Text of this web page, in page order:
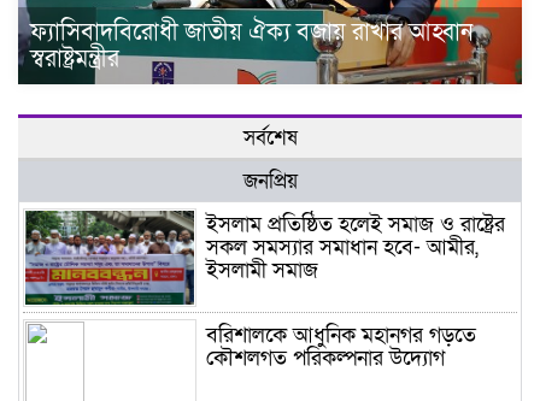
ফ্যাসিবাদবিরোধী জাতীয় ঐক্য বজায় রাখার আহ্বান
স্বরাষ্ট্রমন্ত্রীর
সর্বশেষ
জনপ্রিয়
ইসলাম প্রতিষ্ঠিত হলেই সমাজ ও রাষ্ট্রের
সকল সমস্যার সমাধান হবে- আমীর,
ইসলামী সমাজ
বরিশালকে আধুনিক মহানগর গড়তে
কৌশলগত পরিকল্পনার উদ্যোগ